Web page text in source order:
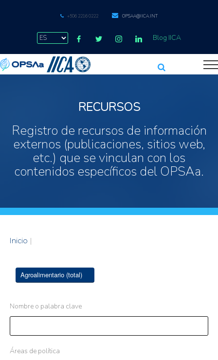
+506 2216 0222 OPSAA@IICA.INT
Blog IICA
RECURSOS
Registro de recursos de información
externos (publicaciones, sitios web,
etc.) que se vinculan con los
contenidos específicos del OPSAa.
Inicio |
Agroalimentario (total)
Nombre o palabra clave
Áreas de política